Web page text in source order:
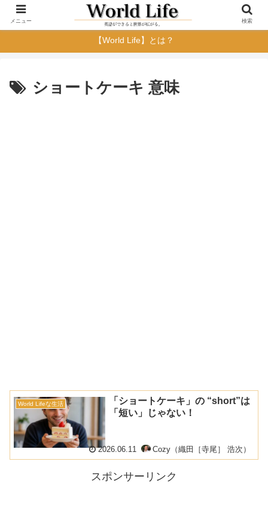
【World Life】とは？
ショートケーキ 意味
World Lifeな生活
「ショートケーキ」の “short”は
「短い」じゃない！
2026.06.11 Cozy（織田［寺尾］ 浩次）
スポンサーリンク
メニュー 検索